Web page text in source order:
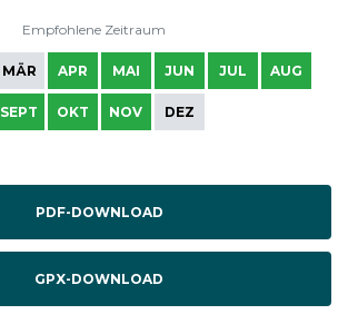
Empfohlene Zeitraum
MÄR APR MAI JUN JUL AUG
SEPT OKT NOV DEZ
PDF-DOWNLOAD
GPX-DOWNLOAD